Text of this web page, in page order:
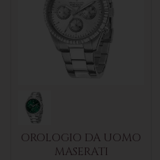
OROLOGIO DA UOMO
MASERATI